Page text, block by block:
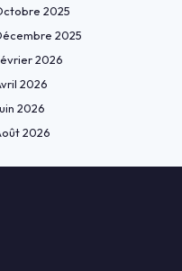
2025
2025
2026
2026
2026
2026